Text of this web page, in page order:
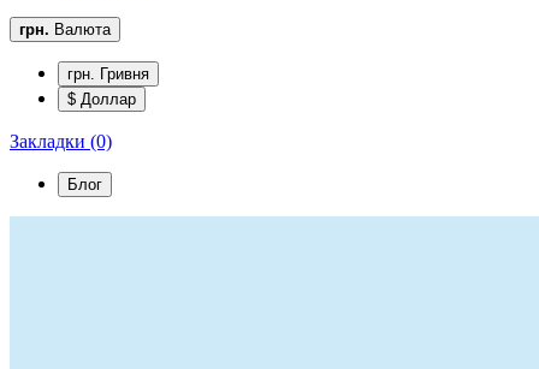
грн. Валюта
грн. Гривня
$ Доллар
Закладки (0)
Блог